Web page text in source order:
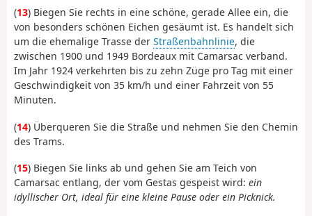
(13) Biegen Sie rechts in eine schöne, gerade Allee ein, die
von besonders schönen Eichen gesäumt ist. Es handelt sich
um die ehemalige Trasse der Straßenbahnlinie, die
zwischen 1900 und 1949 Bordeaux mit Camarsac verband.
Im Jahr 1924 verkehrten bis zu zehn Züge pro Tag mit einer
Geschwindigkeit von 35 km/h und einer Fahrzeit von 55
Minuten.
(14) Überqueren Sie die Straße und nehmen Sie den Chemin
des Trams.
(15) Biegen Sie links ab und gehen Sie am Teich von
Camarsac entlang, der vom Gestas gespeist wird: ein
idyllischer Ort, ideal für eine kleine Pause oder ein Picknick.